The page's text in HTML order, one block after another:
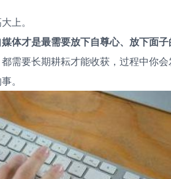
上。
媒体才是最需要放下自尊心、放下面子
需要长期耕耘才能收获，过程中你
。